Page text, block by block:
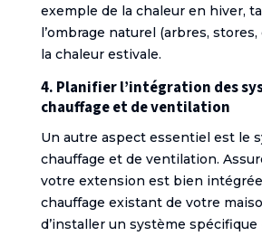
exemple de la chaleur en hiver,
l’ombrage naturel (arbres,
la chaleur estivale.
4. Planifier l’intégration des
chauffage et de ventilation
Un autre aspect essentiel est le
chauffage et de ventilation.
votre extension est bien
chauffage existant de votre
d’installer un système spécifique